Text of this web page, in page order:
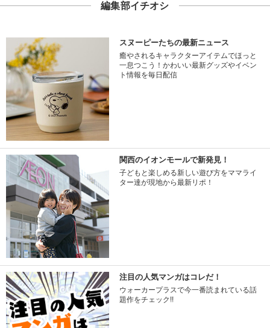
編集部イチオシ
スヌーピーたちの最新ニュース
癒やされるキャラクターアイテムでほっと
一息つこう！かわいい最新グッズやイベン
ト情報を毎日配信
関西のイオンモールで新発見！
子どもと楽しめる新しい遊び方をママライ
ター達が現地から最新リポ！
注目の人気マンガはコレだ！
ウォーカープラスで今一番読まれている話
題作をチェック!!